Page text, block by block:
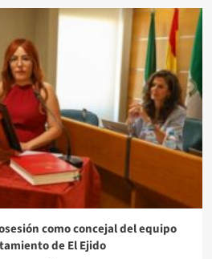
como concejal del equipo
de El Ejido